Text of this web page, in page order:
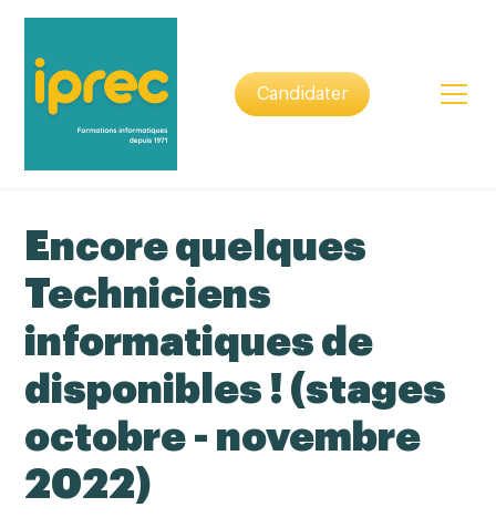
Candidater
Encore quelques
Techniciens
informatiques de
disponibles ! (stages
octobre - novembre
2022)